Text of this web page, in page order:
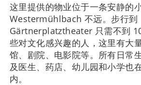
这里提供的物业位于一条安静的
Westermühlbach 不远。步行到
Gärtnerplatztheater 只需不到
些对文化感兴趣的人，这里有大
馆、剧院、电影院等。所有日常
及医生、药店、幼儿园和小学也
内。